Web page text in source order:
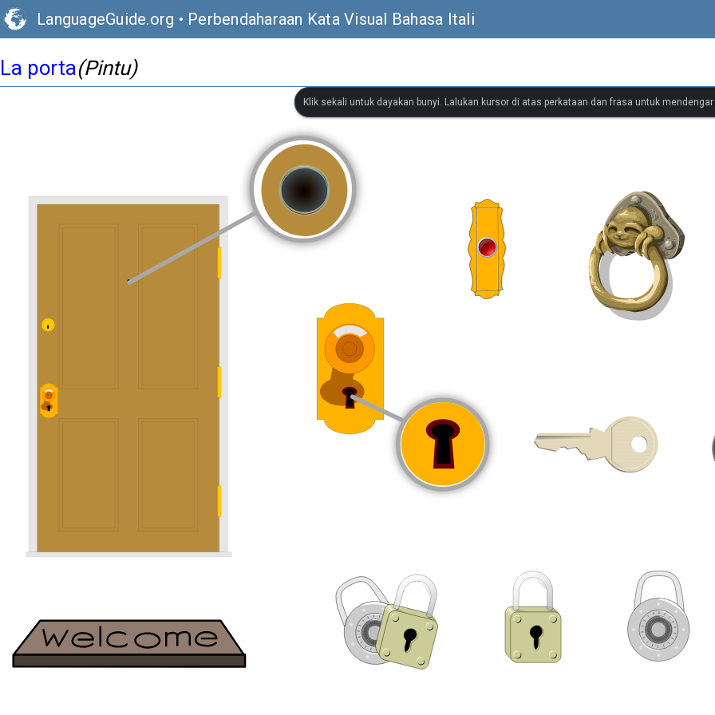
LanguageGuide.org • Perbendaharaan Kata Visual Bahasa Itali
La porta(Pintu)
Klik sekali untuk dayakan bunyi. Lalukan kursor di atas perkataan dan frasa untuk